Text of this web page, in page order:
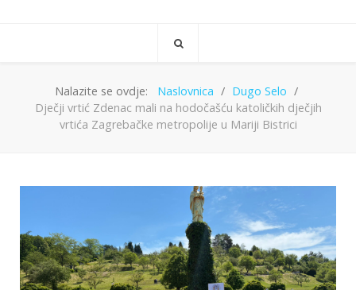
Nalazite se ovdje: Naslovnica
Dugo Selo
Dječji vrtić Zdenac mali na hodočašću katoličkih dječjih
vrtića Zagrebačke metropolije u Mariji Bistrici